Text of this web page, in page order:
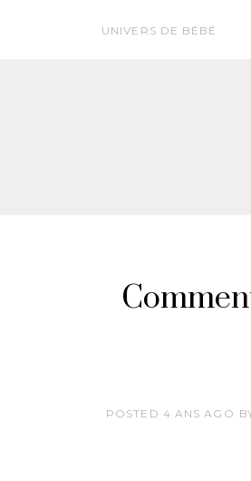
UNIVERS DE BÉBÉ
POSTED 4 ANS AGO